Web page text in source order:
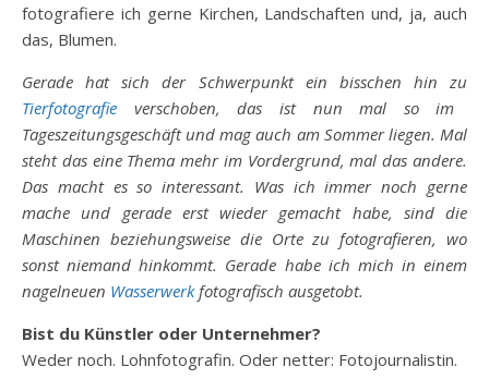
fotografiere ich gerne Kirchen, Landschaften und, ja, auch
das, Blumen.
Gerade hat sich der Schwerpunkt ein bisschen hin zu
Tierfotografie verschoben, das ist nun mal so im
Tageszeitungsgeschäft und mag auch am Sommer liegen. Mal
steht das eine Thema mehr im Vordergrund, mal das andere.
Das macht es so interessant. Was ich immer noch gerne
mache und gerade erst wieder gemacht habe, sind die
Maschinen beziehungsweise die Orte zu fotografieren, wo
sonst niemand hinkommt. Gerade habe ich mich in einem
nagelneuen Wasserwerkfotografisch ausgetobt.
Bist du Künstler oder Unternehmer?
Weder noch. Lohnfotografin. Oder netter: Fotojournalistin.